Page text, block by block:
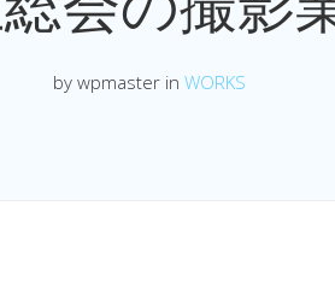
by wpmaster in WORKS